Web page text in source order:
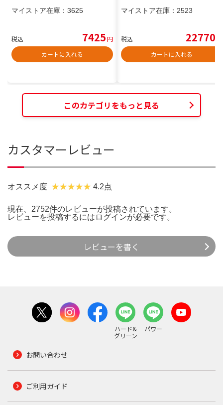
マイストア在庫： 3625
税込 7425円
カートに入れる
マイストア在庫： 2523
税込 22770
カートに入れる
このカテゴリをもっと見る
カスタマーレビュー
オススメ度 4.2点
現在、2752件のレビューが投稿されています。
レビューを投稿するには ログインが必要です。
レビューを書く
ハード&
グリーン
パワー
お問い合わせ
ご利用ガイド